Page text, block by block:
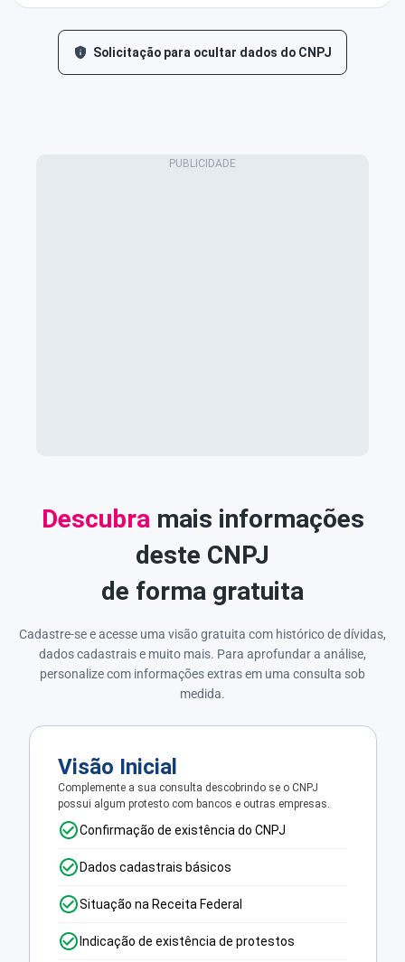
Solicitação para ocultar dados do CNPJ
Descubra mais informações
deste CNPJ
de forma gratuita
Cadastre-se e acesse uma visão gratuita com histórico de dívidas,
dados cadastrais e muito mais. Para aprofundar a análise,
personalize com informações extras em uma consulta sob
medida.
Visão Inicial
Complemente a sua consulta descobrindo se o CNPJ
possui algum protesto com bancos e outras empresas.
Confirmação de existência do CNPJ
Dados cadastrais básicos
Situação na Receita Federal
Indicação de existência de protestos